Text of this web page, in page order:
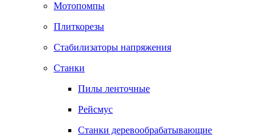
Мотопомпы
Плиткорезы
Стабилизаторы напряжения
Станки
Пилы ленточные
Рейсмус
Станки деревообрабатывающие